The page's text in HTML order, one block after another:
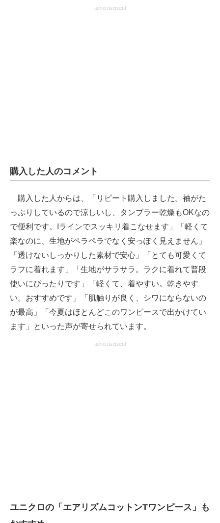
advertisement
購入した人のコメント
購入した人からは、「リピート購入しました。袖がた
っぷりしているので涼しいし、タンブラー乾燥もOKなの
で便利です。Iラインでスッキリ着こなせます」「軽くて
楽なのに、生地がペラペラでなく安っぽく見えません」
「透けないしっかりした素材で安心」「とても可愛くて
ラフに着れます」「生地がサラサラ。ラクに着れて普段
使いにぴったりです」「軽くて、着やすい。乾きやす
い。おすすめです」「肌触りが良く、シワにならないの
が最高」「今夏はほとんどこのワンピースで出かけてい
ます」といった声が寄せられています。
advertisement
ユニクロの「エアリズムコットンTワンピース」も